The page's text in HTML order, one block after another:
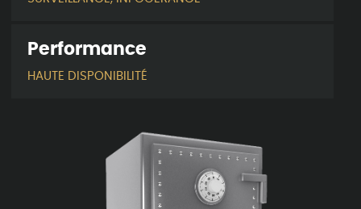
Performance
HAUTE DISPONIBILITÉ